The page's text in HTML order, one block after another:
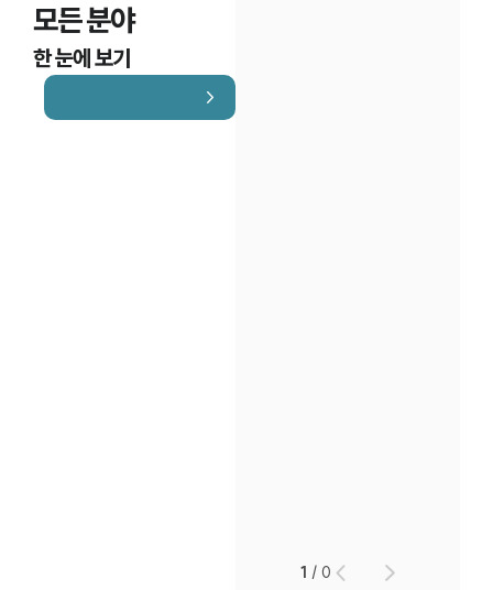
모든 분야
한 눈에 보기
1 /0